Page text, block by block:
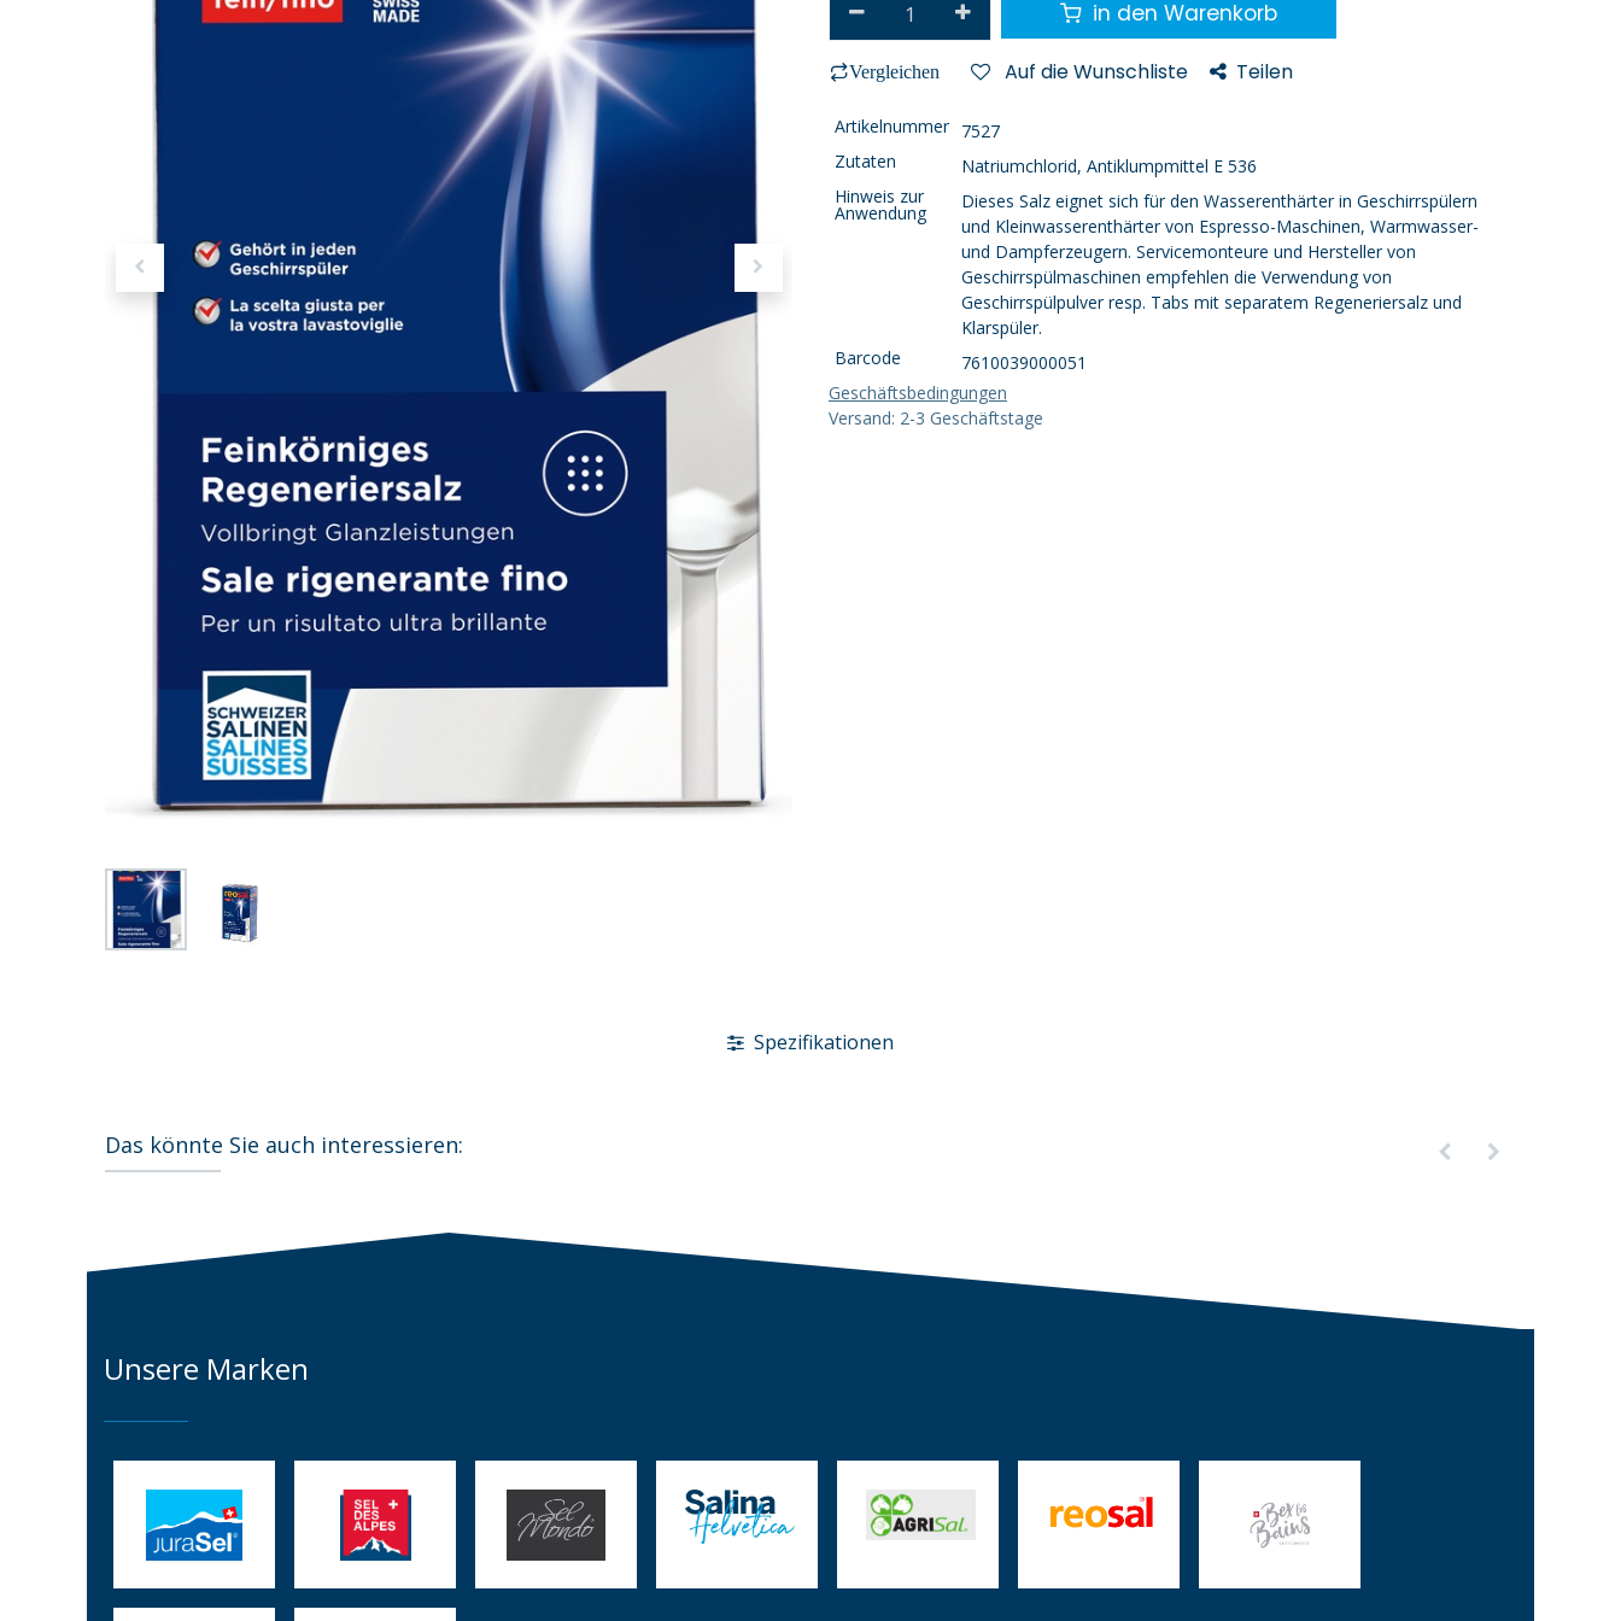
in den Warenkorb
Vergleichen Auf die Wunschliste Teilen
Artikelnummer 7527
Zutaten
Natriumchlorid, Antiklumpmittel E 536
Hinweis zur
Anwendung
Dieses Salz eignet sich für den Wasserenthärter in Geschirrspülern
und Kleinwasserenthärter von Espresso-Maschinen, Warmwasser-
und Dampferzeugern. Servicemonteure und Hersteller von
Geschirrspülmaschinen empfehlen die Verwendung von
Geschirrspülpulver resp. Tabs mit separatem Regeneriersalz und
Klarspüler.
Barcode
7610039000051
Geschäftsbedingungen
Versand: 2-3 Geschäftstage
Spezifikationen
Das könnte Sie auch interessieren:
Unsere Marken